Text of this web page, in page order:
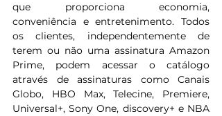
que proporciona economia,
conveniência e entretenimento. Todos
os clientes, independentemente de
terem ou não uma assinatura Amazon
Prime, podem acessar o catálogo
através de assinaturas como Canais
Globo, HBO Max, Telecine, Premiere,
Universal+, Sony One, discovery+ e NBA